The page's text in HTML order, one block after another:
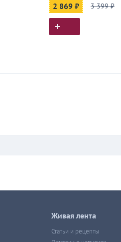
2 869 ₽ 3 399 ₽
Живая лента
Статьи и рецепты